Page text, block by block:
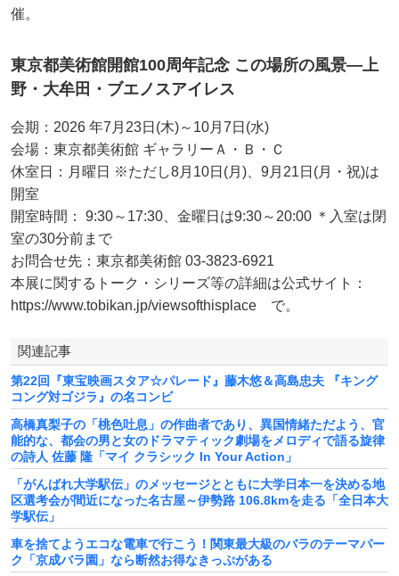
催。
東京都美術館開館100周年記念 この場所の風景―上
野・大牟田・ブエノスアイレス
会期：2026 年7月23日(木)～10月7日(水)
会場：東京都美術館 ギャラリーＡ・Ｂ・Ｃ
休室日：月曜日 ※ただし8月10日(月)、9月21日(月・祝)は
開室
開室時間： 9:30～17:30、金曜日は9:30～20:00 ＊入室は閉
室の30分前まで
お問合せ先：東京都美術館 03-3823-6921
本展に関するトーク・シリーズ等の詳細は公式サイト：
https://www.tobikan.jp/viewsofthisplace で。
関連記事
第22回『東宝映画スタア☆パレード』藤木悠＆高島忠夫 『キング
コング対ゴジラ』の名コンビ
高橋真梨子の「桃色吐息」の作曲者であり、異国情緒ただよう、官
能的な、都会の男と女のドラマティック劇場をメロディで語る旋律
の詩人 佐藤 隆「マイ クラシック In Your Action」
「がんばれ大学駅伝」のメッセージとともに大学日本一を決める地
区選考会が間近になった名古屋～伊勢路 106.8kmを走る「全日本大
学駅伝」
車を捨てようエコな電車で行こう！関東最大級のバラのテーマパー
ク「京成バラ園」なら断然お得なきっぷがある